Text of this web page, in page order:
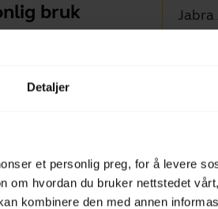
Detaljer
et personlig preg, for å levere
om hvordan du bruker nettstedet
kombinere den med annen
bruk